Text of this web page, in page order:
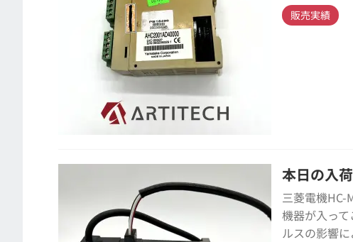
販売実績
本日の入
三菱電機HC-
機器が入っ
ルスの影響